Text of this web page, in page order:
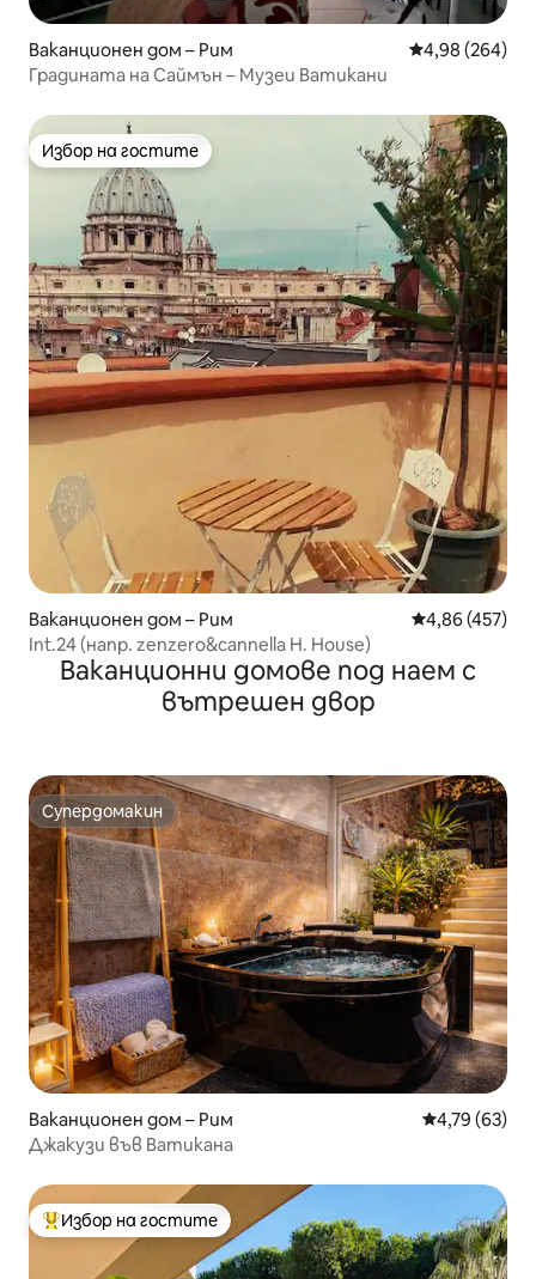
Ваканционен дом – Рим Средна
4,98 (264)
Градината на Саймън – Музеи Ватикани
Избор на гостите
Избор на гостите
Ваканционен дом – Рим Средна
4,86 (457)
Int.24 (напр. zenzero&cannella H. House)
Ваканционни домове под наем с
вътрешен двор
Супердомакин
Супердомакин
Ваканционен дом – Рим Средна
4,79 (63)
Джакузи във Ватикана
Най-популярен избор на гостите
Избор на гостите